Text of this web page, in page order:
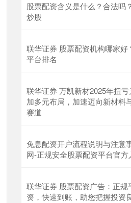
股票配资含义是什么？合法吗
炒股
联华证券 股票配资机构哪家好
平台排名
联华证券 万凯新材2025年扭
加多元布局，加速迈向新材料
赛道
免息配资开户流程说明与注意
网-正规安全股票配资平台官方
联华证券 股票配资广告：正规
资，快速到账，助您把握投资